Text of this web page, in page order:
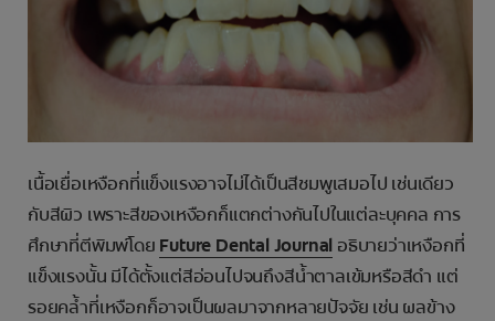
เนื้อเยื่อเหงือกที่แข็งแรงอาจไม่ได้เป็นสีชมพูเสมอไป เช่นเดียว
กับสีผิว เพราะสีของเหงือกก็แตกต่างกันไปในแต่ละบุคคล การ
ศึกษาที่ตีพิมพ์โดย Future Dental Journal อธิบายว่าเหงือกที่
แข็งแรงนั้น มีได้ตั้งแต่สีอ่อนไปจนถึงสีน้ำตาลเข้มหรือสีดำ แต่
รอยคล้ำที่เหงือกก็อาจเป็นผลมาจากหลายปัจจัย เช่น ผลข้าง